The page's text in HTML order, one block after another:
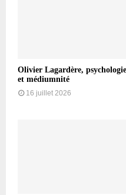
Olivier Lagardère, psychologie
et médiumnité
16 juillet 2026